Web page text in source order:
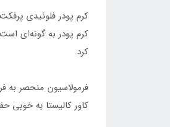
کرم پودر به گونه‌ای
کرد.
فرمولاسیون منحصر به
کاور کالیستا به